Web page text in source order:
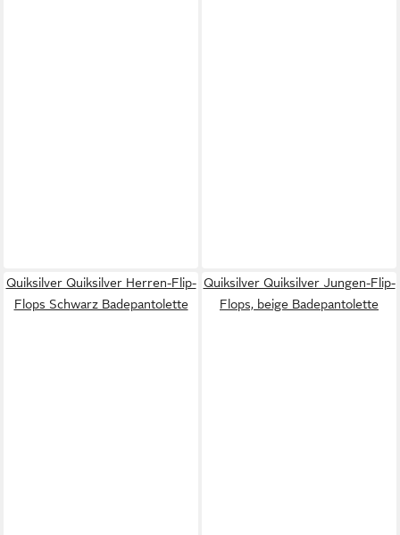
Quiksilver Quiksilver Herren-Flip-
Flops Schwarz Badepantolette
Quiksilver Quiksilver Jungen-Flip-
Flops, beige Badepantolette